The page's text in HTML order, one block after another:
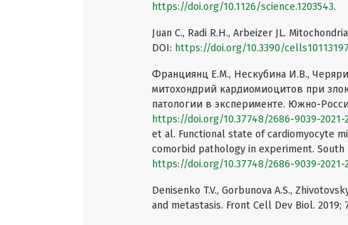
https://doi.org/10.1126/science.1203543.
Juan C., Radi R.H., Arbeizer JL.
DOI: https://doi.org/10.3390/cells10113197
Франциянц Е.М., Нескубина И.В.,
митохондрий кардиомиоцитов при
патологии в эксперименте. Южно-
https://doi.org/10.37748/2686-9039-2021-
et al. Functional state of cardiomyocyte
comorbid pathology in experiment. South
https://doi.org/10.37748/2686-9039-2021-
Denisenko T.V., Gorbunova A.S.,
and metastasis. Front Cell Dev Biol. 2019;